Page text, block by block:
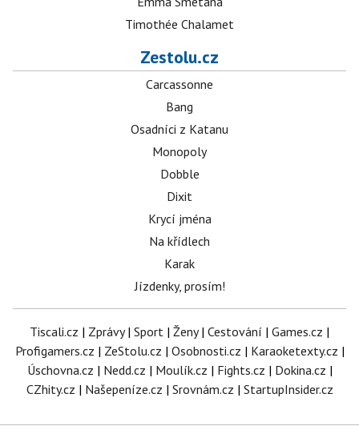
Timothée Chalamet
Zestolu.cz
Carcassonne
Bang
Osadníci z Katanu
Monopoly
Dobble
Dixit
Krycí jména
Na křídlech
Karak
Jízdenky, prosím!
Tiscali.cz | Zprávy| Sport | Ženy| Cestování | Games.cz |
Profigamers.cz | ZeStolu.cz | Osobnosti.cz | Karaoketexty.cz |
Úschovna.cz | Nedd.cz | Moulík.cz | Fights.cz | Dokina.cz |
CZhity.cz | Našepeníze.cz | Srovnám.cz | StartupInsider.cz